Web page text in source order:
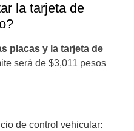
la tarjeta de
placas y la tarjeta de
será de $3,011 pesos
de control vehicular: